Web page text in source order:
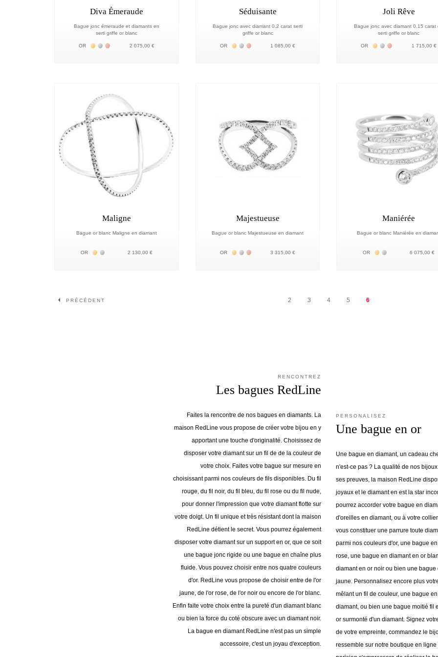
Diva Émeraude
Bague jonc émeraude et diamants en
serti griffe or blanc
OR Жёлтое золото 18К
Белое золото 18К
Розовое золото 18К
2 075,00 €
Séduisante
Bague jonc avec diamant 0.2 carat serti
griffe or blanc
OR Жёлтое золото 18К
Белое золото 18К
Розовое золото 18К
1 085,00 €
Joli Rêve
Bague jonc avec diamant 0.15 carat
serti griffe or blanc
OR Жёлтое золото 18К
Белое золото 18К
Розовое золото
1 715,00 €
Maligne
Bague or blanc Maligne en diamant
OR Жёлтое золото 18К
Белое золото 18К
2 130,00 €
Majestueuse
Bague or blanc Majestueuse en diamant
OR Жёлтое золото 18К
Белое золото 18К
Розовое золото 18К
3 315,00 €
Maniérée
Bague or blanc Maniérée en
OR Жёлтое золото 18К
Белое золото 18К
6 075,00 €
Page
PRÉCÉDENT 2 3 4 5 6
RENCONTREZ
Les bagues RedLine
Faites la rencontre de nos bagues en diamants. La
maison RedLine vous propose de créer votre bijou en y
apportant une touche d'originalité. Choisissez de
disposer votre diamant sur un fil de de la couleur de
votre choix. Faites votre bague sur mesure en
choisissant parmi nos couleurs de fils disponibles. Du fil
rouge, du fil noir, du fil bleu, du fil rose ou du fil nude,
pour donner l'impression que votre diamant flotte sur
votre doigt. Un fil unique et très résistant dont la maison
RedLine détient le secret. Vous pourrez également
disposer votre diamant sur un support en or, que ce soit
une bague jonc rigide ou une bague en chaîne plus
fluide. Vous pouvez choisir entre nos quatre couleurs
d'or. RedLine vous propose de choisir entre de l'or
jaune, de l'or rose, de l'or noir ou encore de l'or blanc.
Enfin faite votre choix entre la pureté d'un diamant blanc
ou bien la force du coté obscure avec un diamant noir.
La bague en diamant RedLine n'est pas un simple
accessoire, c'est un joyau d'exception.
PERSONALISEZ
Une bague en or
Une bague en diamant, un cadeau
n'est-ce pas ? La qualité de nos
ses preuves, la maison RedLine
joyaux et le diamant en est la star
pourrez accorder votre bague en
d'oreilles en diamant, ou à votre
vous constituer une parrure toute
parmi nos couleurs d'or, une bague
rose, une bague en diamant en or
diamant en or noir ou bien une bague
jaune. Personnalisez encore plus
mêlant un fil de couleur, une bague
diamant, ou bien une bague moitié fil
or surmonté d'un diamant. Signez
de votre empreinte, commandez le
ressemble sur notre boutique en ligne